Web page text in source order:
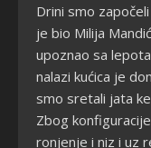
Drini smo
je bio Milija
upoznao sa
nalazi kućica je
smo sretali jata
Zbog
ronjenje i niz i uz